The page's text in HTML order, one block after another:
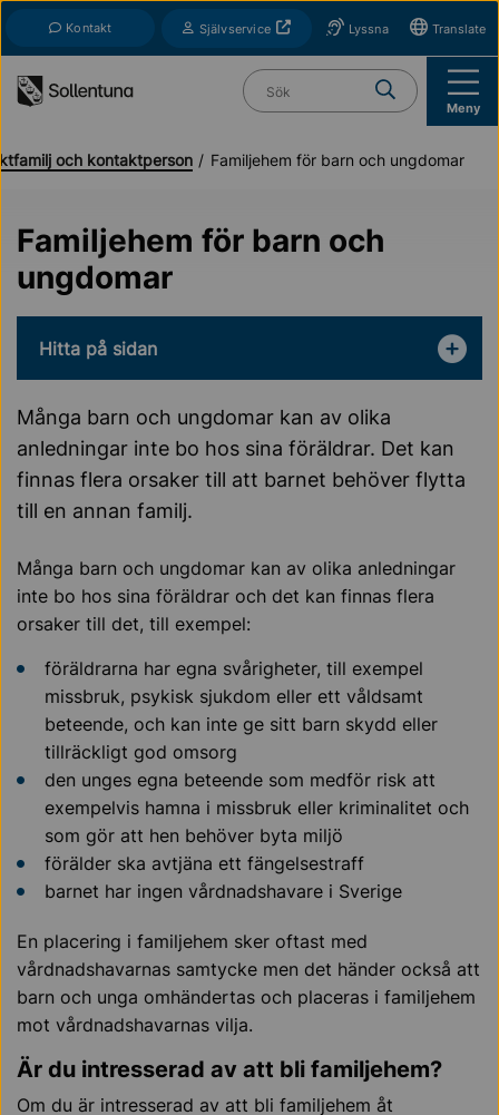
Kontakt SjälvserviceÖppnas i nytt fönsterLyssna Translate
Vad söker du?
Meny
och kontaktperson Familjehem för barn och ungdomar
Familjehem för barn och
ungdomar
Hitta på sidan
Många barn och ungdomar kan av olika
anledningar inte bo hos sina föräldrar. Det kan
finnas flera orsaker till att barnet behöver flytta
till en annan familj.
Många barn och ungdomar kan av olika anledningar
inte bo hos sina föräldrar och det kan finnas flera
orsaker till det, till exempel:
föräldrarna har egna svårigheter, till exempel
missbruk, psykisk sjukdom eller ett våldsamt
beteende, och kan inte ge sitt barn skydd eller
tillräckligt god omsorg
den unges egna beteende som medför risk att
exempelvis hamna i missbruk eller kriminalitet och
som gör att hen behöver byta miljö
förälder ska avtjäna ett fängelsestraff
barnet har ingen vårdnadshavare i Sverige
En placering i familjehem sker oftast med
vårdnadshavarnas samtycke men det händer också att
barn och unga omhändertas och placeras i familjehem
mot vårdnadshavarnas vilja.
Är du intresserad av att bli familjehem?
Om du är intresserad av att bli familjehem åt